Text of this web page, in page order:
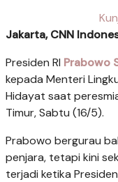
Jakarta, CNN
Presiden RI Prabowo
kepada Menteri
Hidayat saat
Timur, Sabtu (16/5).
Prabowo bergurau
penjara, tetapi kini
terjadi ketika